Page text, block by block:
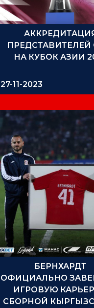
ПРЕДСТАВИТЕЛЕЙ
НА КУБОК АЗИИ
27-11-2023
БЕРНХАРДТ
ОФИЦИАЛЬНО
ИГРОВУЮ
СБОРНОЙ